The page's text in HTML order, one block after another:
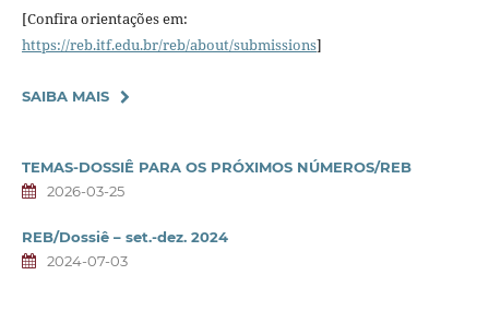
[Confira orientações em:
https://reb.itf.edu.br/reb/about/submissions]
SAIBA MAIS
TEMAS-DOSSIÊ PARA OS PRÓXIMOS NÚMEROS/REB
2026-03-25
REB/Dossiê – set.-dez. 2024
2024-07-03